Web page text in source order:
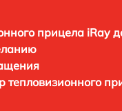
прицела iRay
тепловизионного